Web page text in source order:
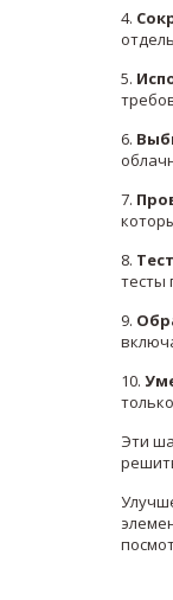
4.
5.
6.
7.
8.
тесты
9.
10.
Эти